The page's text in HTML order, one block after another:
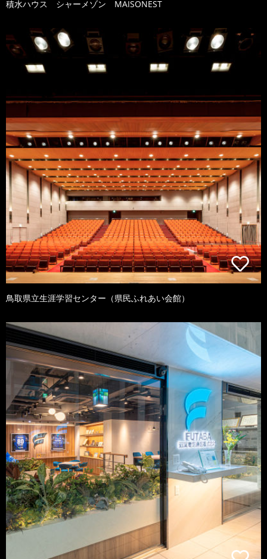
積水ハウス シャーメゾン MAISONEST
鳥取県立生涯学習センター（県民ふれあい会館）